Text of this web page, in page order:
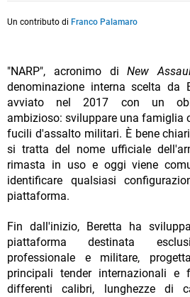
Un contributo di Franco Palamaro
"NARP", acronimo diNew
denominazione interna scelta da
avviato nel 2017 con un
ambizioso: sviluppare una famiglia
fucili d'assalto militari. È bene
si tratta del nome ufficiale
rimasta in uso e oggi viene
identificare qualsiasi
piattaforma.
Fin dall'inizio, Beretta ha
piattaforma destinata
professionale e militare,
principali tender internazionali e
differenti calibri, lunghezze di